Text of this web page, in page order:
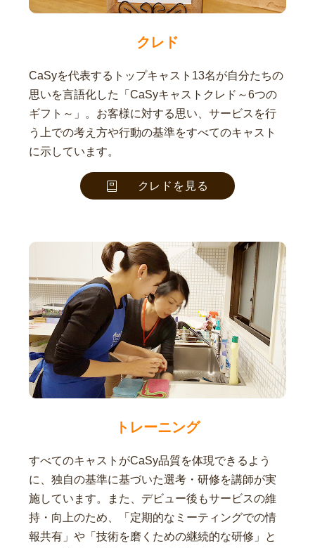
クレド
CaSyを代表するトップキャスト13名が自分たちの
思いを言語化した「CaSyキャストクレド～6つの
ギフト～」。お客様に対する思い、サービスを行
う上での考え方や行動の基準をすべてのキャスト
に示しています。
クレドを見る
トレーニング
すべてのキャストがCaSy品質を体現できるよう
に、独自の基準に基づいた選考・研修を講師が実
施しています。また、デビュー後もサービスの維
持・向上のため、「定期的なミーティングでの情
報共有」や「技術を磨くための継続的な研修」と